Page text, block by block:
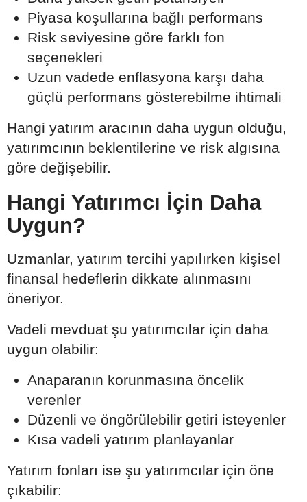
Piyasa koşullarına bağlı performans
Risk seviyesine göre farklı fon
seçenekleri
Uzun vadede enflasyona karşı daha
güçlü performans gösterebilme ihtimali
Hangi yatırım aracının daha uygun olduğu,
yatırımcının beklentilerine ve risk algısına
göre değişebilir.
Hangi Yatırımcı İçin Daha
Uygun?
Uzmanlar, yatırım tercihi yapılırken kişisel
finansal hedeflerin dikkate alınmasını
öneriyor.
Vadeli mevduat şu yatırımcılar için daha
uygun olabilir:
Anaparanın korunmasına öncelik
verenler
Düzenli ve öngörülebilir getiri isteyenler
Kısa vadeli yatırım planlayanlar
Yatırım fonları ise şu yatırımcılar için öne
çıkabilir: